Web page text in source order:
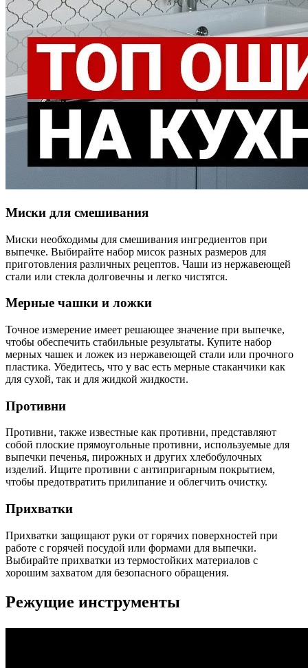
Миски для смешивания
Миски необходимы для смешивания ингредиентов при
выпечке. Выбирайте набор мисок разных размеров для
приготовления различных рецептов. Чаши из нержавеющей
стали или стекла долговечны и легко чистятся.
Мерные чашки и ложки
Точное измерение имеет решающее значение при выпечке,
чтобы обеспечить стабильные результаты. Купите набор
мерных чашек и ложек из нержавеющей стали или прочного
пластика. Убедитесь, что у вас есть мерные стаканчики как
для сухой, так и для жидкой жидкости.
Противни
Противни, также известные как противни, представляют
собой плоские прямоугольные противни, используемые для
выпечки печенья, пирожных и других хлебобулочных
изделий. Ищите противни с антипригарным покрытием,
чтобы предотвратить прилипание и облегчить очистку.
Прихватки
Прихватки защищают руки от горячих поверхностей при
работе с горячей посудой или формами для выпечки.
Выбирайте прихватки из термостойких материалов с
хорошим захватом для безопасного обращения.
Режущие инструменты